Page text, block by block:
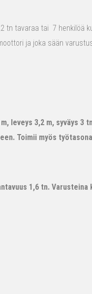
tn tavaraa tai 7 henkilöä
ja joka sään
leveys 3,2 m, syväys 3
Toimii myös
1,6 tn.